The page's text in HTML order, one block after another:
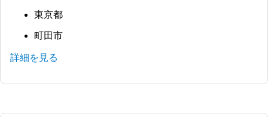
東京都
町田市
詳細を見る